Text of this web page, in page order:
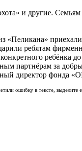
и другие.
«Пеликана»
ребятам
ребёнка
партнёрам за
директор
ошибку в тексте,